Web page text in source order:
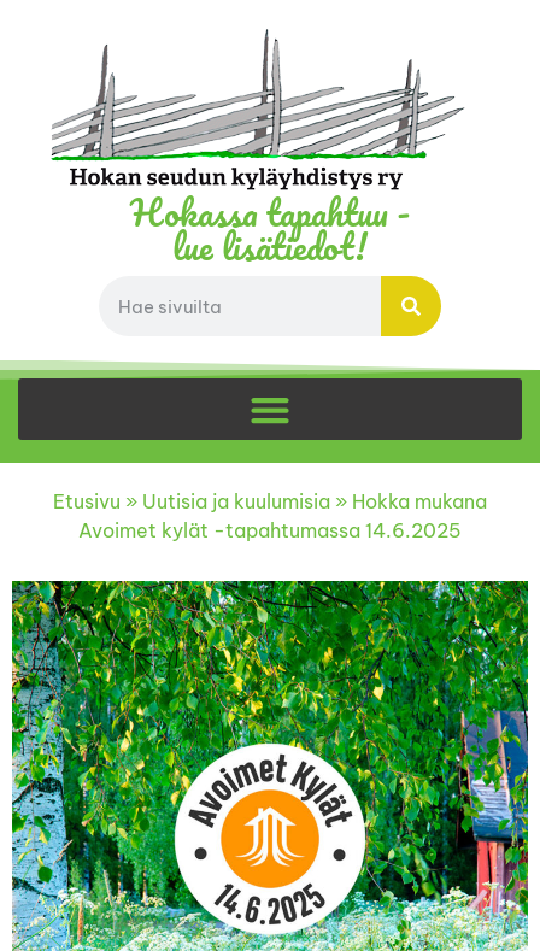
Hokassa tapahtuu -
lue lisätiedot!
Etusivu » Uutisia ja kuulumisia » Hokka mukana
Avoimet kylät -tapahtumassa 14.6.2025